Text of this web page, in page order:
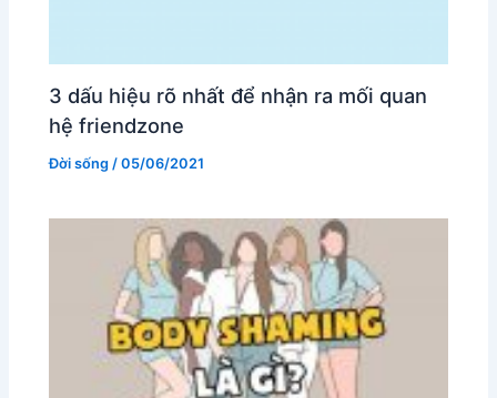
3 dấu hiệu rõ nhất để nhận ra mối quan
hệ friendzone
Đời sống /05/06/2021